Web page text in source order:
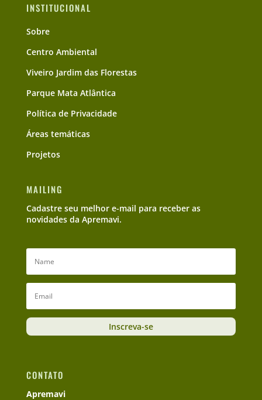
INSTITUCIONAL
Sobre
Centro Ambiental
Viveiro Jardim das Florestas
Parque Mata Atlântica
Política de Privacidade
Áreas temáticas
Projetos
MAILING
Cadastre seu melhor e-mail para receber as
novidades da Apremavi.
Inscreva-se
CONTATO
Apremavi